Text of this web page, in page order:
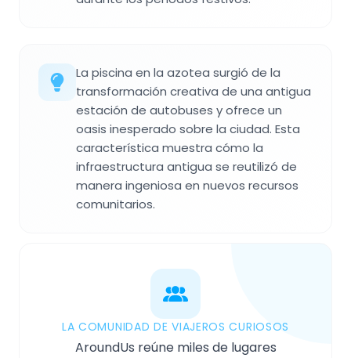
La piscina en la azotea surgió de la
transformación creativa de una antigua
estación de autobuses y ofrece un
oasis inesperado sobre la ciudad. Esta
característica muestra cómo la
infraestructura antigua se reutilizó de
manera ingeniosa en nuevos recursos
comunitarios.
LA COMUNIDAD DE VIAJEROS CURIOSOS
AroundUs reúne miles de lugares